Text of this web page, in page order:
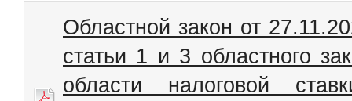
Областной закон от
статьи 1 и 3 областного
области налоговой